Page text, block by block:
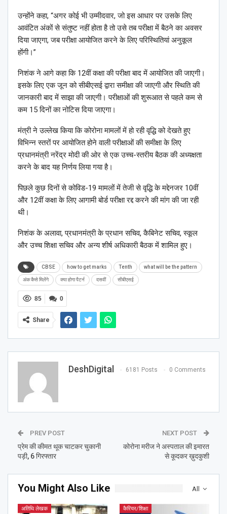
उन्होंने कहा, “अगर कोई भी उम्मीदवार, जो इस आधार पर उसके लिए
आवंटित अंकों से संतुष्ट नहीं होता है तो उसे तब परीक्षा में बैठने का अवसर
दिया जाएगा, जब परीक्षा आयोजित करने के लिए परिस्थितियां अनुकूल
होंगी।”
निशंक ने आगे कहा कि 12वीं कक्षा की परीक्षा बाद में आयोजित की जाएगी।
इसके लिए एक जून को सीबीएसई द्वारा समीक्षा की जाएगी और स्थिति की
जानकारी बाद में साझा की जाएगी। परीक्षाओं की शुरूआत से पहले कम से
कम 15 दिनों का नोटिस दिया जाएगा।
मंत्री ने उल्लेख किया कि कोरोना मामलों में हो रही वृद्धि को देखते हुए
विभिन्न स्तरों पर आयोजित होने वाली परीक्षाओं की समीक्षा के लिए
प्रधानमंत्री नरेंद्र मोदी की ओर से एक उच्च-स्तरीय बैठक की अध्यक्षता
करने के बाद यह निर्णय लिया गया है।
पिछले कुछ दिनों से कोविड-19 मामलों में तेजी से वृद्धि के मद्देनजर 10वीं
और 12वीं कक्षा के लिए आगामी बोर्ड परीक्षा रद्द करने की मांग की जा रही
थी।
निशंक के अलावा, प्रधानमंत्री के प्रधान सचिव, कैबिनेट सचिव, स्कूल
और उच्च शिक्षा सचिव और अन्य शीर्ष अधिकारी बैठक में शामिल हुए।
CBSE how to get marks Tenth what will be the pattern
अंक कैसे मिलेंगे क्या होगा पैटर्न दसवीं सीबीएसई
0
85
Share
DeshDigital 6181 Posts 0 Comments
PREV POST
प्रेम की कीमत थूक चाटकर चुकानी
पड़ी, 6 गिरफ्तार
NEXT POST
कोरोना मरीज ने अस्पताल की इमारत
से कूदकर ख़ुदकुशी
All
You Might Also Like
अतिथि लेखक कैरियर/शिक्षा